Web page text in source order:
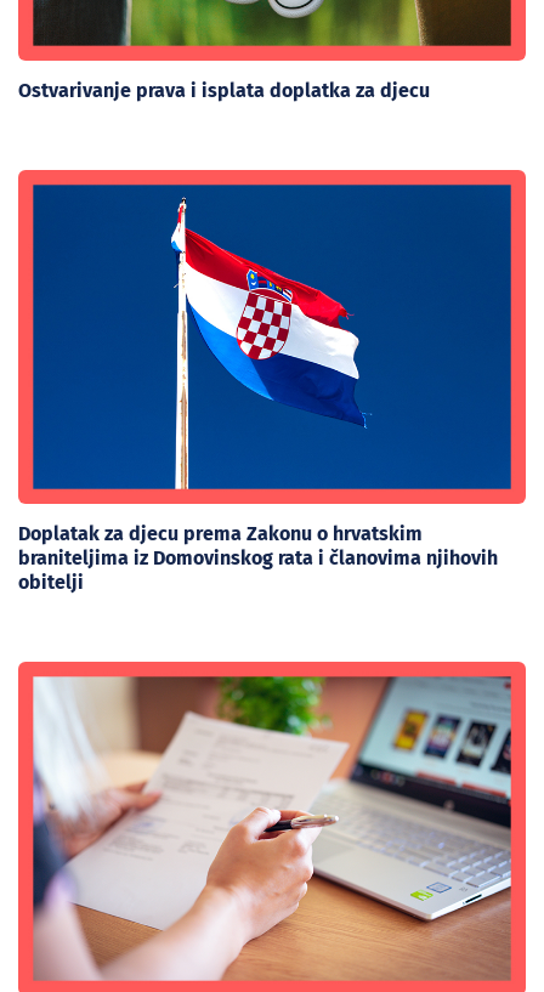
Ostvarivanje prava i isplata doplatka za djecu
Doplatak za djecu prema Zakonu o hrvatskim
braniteljima iz Domovinskog rata i članovima njihovih
obitelji